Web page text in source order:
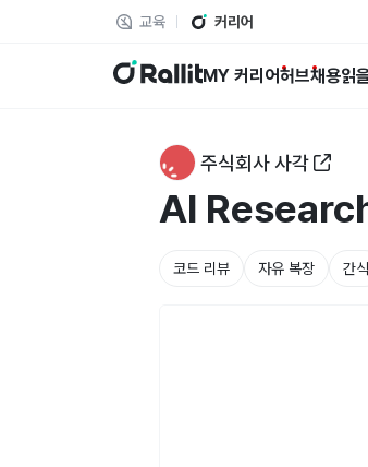
교육 커리어
랠릿 MY 커리어허브채용읽
주식회사 사각
AI
코드 리뷰 자유 복장 간식